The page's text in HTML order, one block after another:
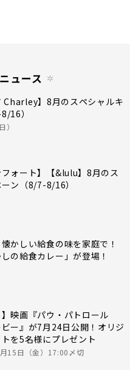
ュース
Charley】8月のスペシャルキ
16）
フォート】【&lulu】8月のス
ン（8/7-8/16）
かしい給食の味を家庭で！
の給食カレー」が登場！
】映画『パウ・パトロール
ー』が7月24日公開！オリジ
を5名様にプレゼント
15日（金）17:00〆切